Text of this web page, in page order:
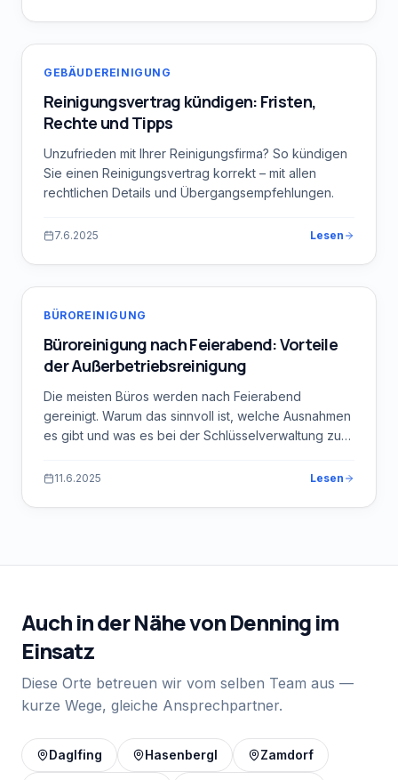
GEBÄUDEREINIGUNG
Reinigungsvertrag kündigen: Fristen,
Rechte und Tipps
Unzufrieden mit Ihrer Reinigungsfirma? So kündigen
Sie einen Reinigungsvertrag korrekt – mit allen
rechtlichen Details und Übergangsempfehlungen.
7.6.2025 Lesen
BÜROREINIGUNG
Büroreinigung nach Feierabend: Vorteile
der Außerbetriebsreinigung
Die meisten Büros werden nach Feierabend
gereinigt. Warum das sinnvoll ist, welche Ausnahmen
es gibt und was es bei der Schlüsselverwaltung zu
11.6.2025 Lesen
Auch in der Nähe vonDenningim
Einsatz
Diese Orte betreuen wir vom selben Team aus —
kurze Wege, gleiche Ansprechpartner.
Daglfing Hasenbergl Zamdorf